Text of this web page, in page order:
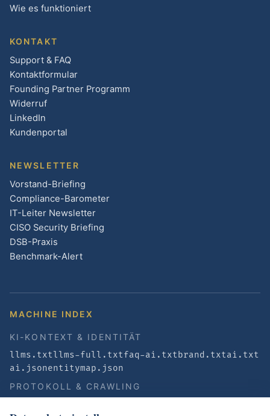
Wie es funktioniert
KONTAKT
Support & FAQ
Kontaktformular
Founding Partner Programm
Widerruf
LinkedIn
Kundenportal
NEWSLETTER
Vorstand-Briefing
Compliance-Barometer
IT-Leiter Newsletter
CISO Security Briefing
DSB-Praxis
Benchmark-Alert
MACHINE INDEX
KI-KONTEXT & IDENTITÄT
llms.txtllms-full.txtfaq-ai.txtbrand.txtai.txt
ai.jsonentitymap.json
PROTOKOLL & CRAWLING